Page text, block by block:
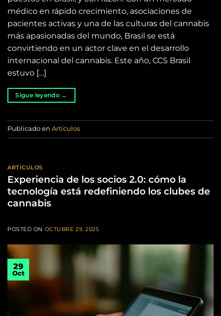
médico en rápido crecimiento, asociaciones de
pacientes activas y una de las culturas del cannabis
más apasionadas del mundo, Brasil se está
convirtiendo en un actor clave en el desarrollo
internacional del cannabis. Este año, CCS Brasil
estuvo […]
Sigue leyendo →
Publicado en Artículos
ARTÍCULOS
Experiencia de los socios 2.0: cómo la
tecnología está redefiniendo los clubes de
cannabis
POSTED ON OCTUBRE 29, 2025
29
Oct